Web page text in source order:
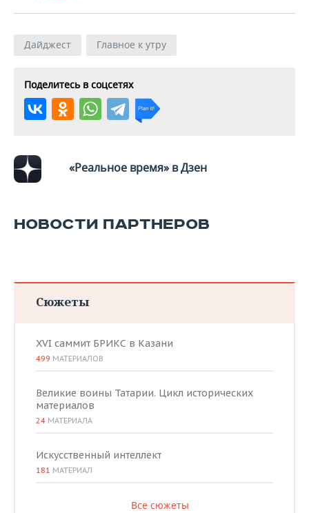
Дайджест Главное к утру
Поделитесь в соцсетях
«Реальное время» в Дзен
НОВОСТИ ПАРТНЕРОВ
Сюжеты
XVI саммит БРИКС в Казани
499 МАТЕРИАЛОВ
Великие воины Татарии. Цикл исторических
материалов
24 МАТЕРИАЛА
Искусственный интеллект
181 МАТЕРИАЛ
Все сюжеты